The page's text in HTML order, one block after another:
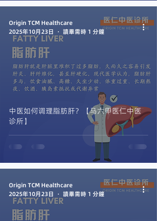
中医如何调理脂肪肝？【马六甲医仁中医
诊所】
Origin TCM Healthcare
2025年10月23日
讀畢需時 1 分鐘
Origin TCM Healthcare
2025年10月23日
讀畢需時 1 分鐘